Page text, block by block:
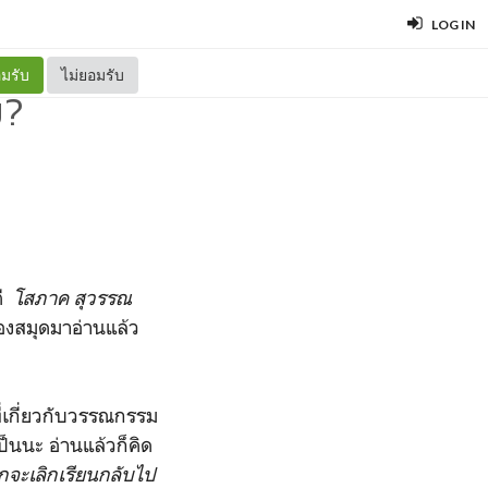
LOG IN
รับ ไม่ยอมรับ
โสภาค สุวรรณ
งสมุดมาอ่านแล้ว
กี่ยวกับวรรณกรรม
นนะ อ่านแล้วก็คิด
ะเลิกเรียนกลับไป